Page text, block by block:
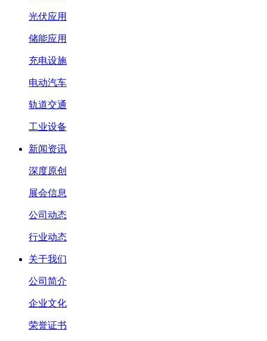
光伏应用
储能应用
充电设施
电动汽车
轨道交通
工业设备
新闻资讯
深度原创
展会信息
公司动态
行业动态
关于我们
公司简介
企业文化
荣誉证书